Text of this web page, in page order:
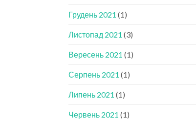
Грудень 2021 (1)
Листопад 2021 (3)
Вересень 2021 (1)
Серпень 2021 (1)
Липень 2021 (1)
Червень 2021 (1)